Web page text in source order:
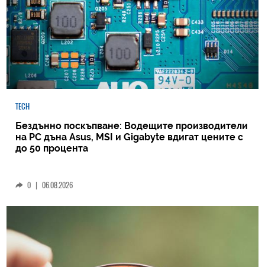
TECH
Бездънно поскъпване: Водещите производители
на РС дъна Asus, MSI и Gigabyte вдигат цените с
до 50 процента
0 | 06.08.2026